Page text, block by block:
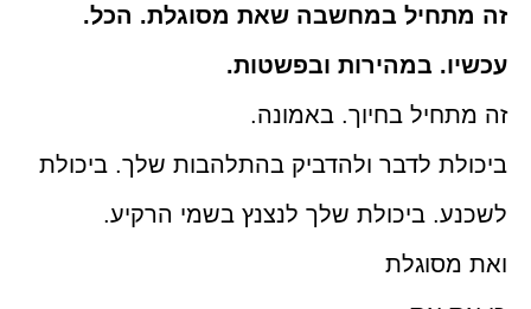
זה מתחיל במחשבה שאת מסוגלת. הכל.
עכשיו. במהירות ובפשטות.
זה מתחיל בחיוך. באמונה.
ביכולת לדבר ולהדביק בהתלהבות שלך. ביכולת
לשכנע. ביכולת שלך לנצנץ בשמי הרקיע.
ואת מסוגלת